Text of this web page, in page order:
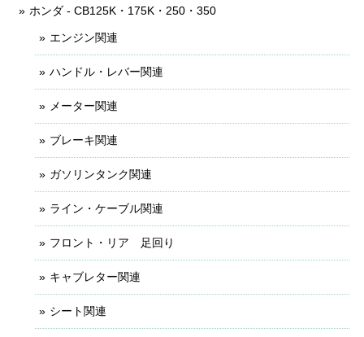
ホンダ - CB125K・175K・250・350
エンジン関連
ハンドル・レバー関連
メーター関連
ブレーキ関連
ガソリンタンク関連
ライン・ケーブル関連
フロント・リア 足回り
キャブレター関連
シート関連